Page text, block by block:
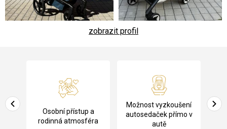
zobrazit profil
a
Osobní přístup a
rodinná atmosféra
Možnost vyzkoušení
autosedaček přímo v
autě